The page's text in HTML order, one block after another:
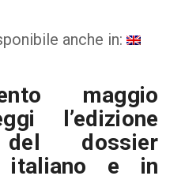
anche in:
maggio
l’edizione
del dossier
e in